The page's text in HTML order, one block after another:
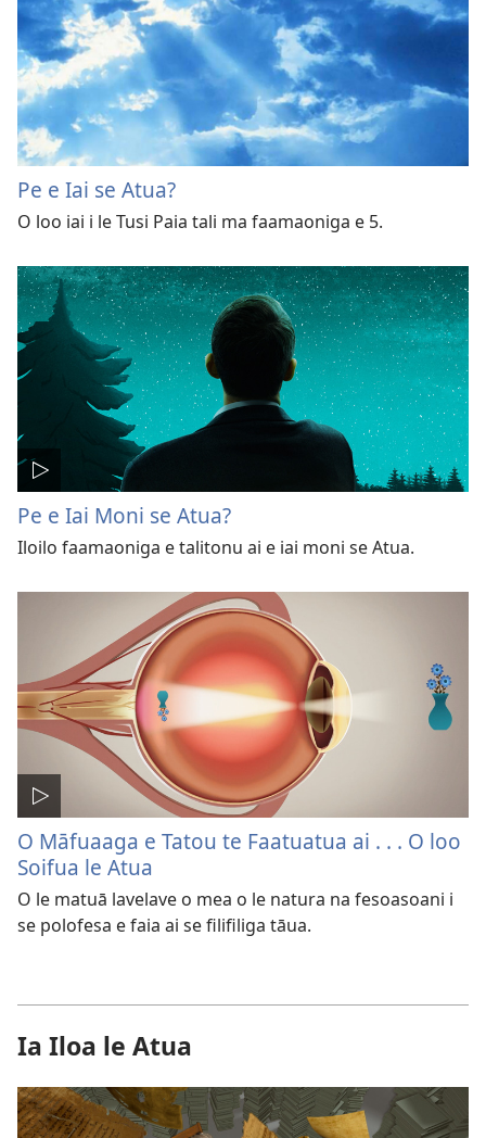
Pe e Iai se Atua?
O loo iai i le Tusi Paia tali ma faamaoniga e 5.
Pe e Iai Moni se Atua?
Iloilo faamaoniga e talitonu ai e iai moni se Atua.
O Māfuaaga e Tatou te Faatuatua ai . . . O loo
Soifua le Atua
O le matuā lavelave o mea o le natura na fesoasoani i
se polofesa e faia ai se filifiliga tāua.
Ia Iloa le Atua